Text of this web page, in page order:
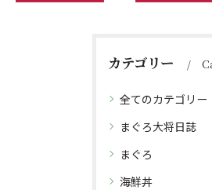
カテゴリー
全てのカテゴリー
まぐろ大将日誌
まぐろ
海鮮丼